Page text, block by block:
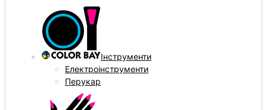
Інструменти
Електроінструменти
Перукар